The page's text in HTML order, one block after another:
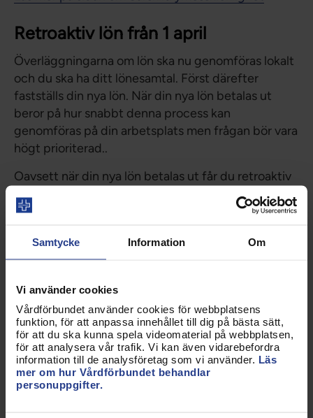
Samtycke Information Om
Vi använder cookies
Vårdförbundet använder cookies för webbplatsens
funktion, för att anpassa innehållet till dig på bästa sätt,
för att du ska kunna spela videomaterial på webbplatsen,
för att analysera vår trafik. Vi kan även vidarebefordra
information till de analysföretag som vi använder. Läs
mer om hur Vårdförbundet behandlar
personuppgifter.
Retroaktiv lön från 1 april
Överläggningarna om lön ska nu genomföras lokalt
och du ska ha ditt lönesamtal. Först därefter
fastställs din nya lön. När din nya lön betalas ut
beror på hur snabbt denna process kan
genomföras på din arbetsplats men frågan bör vara
högt prioriterad..
Oavsett när din nya lön betalas ut får du retroaktiv
lön från 1 april. Detsamma gäller de rörliga
ersättningarna, såsom ob.
Här hittar du den uppdaterade ob-listan med
uppräknade siffror
Har du frågor om hur långt löneprocessen kommit
hos din arbetsgivare, håll utkik på Vårdförbundets
lokala webb eller kontakta dinlokalavdelning .
Har du andra mer övergripande frågor, kontakta vår
rådgivning , 0771-420 420.